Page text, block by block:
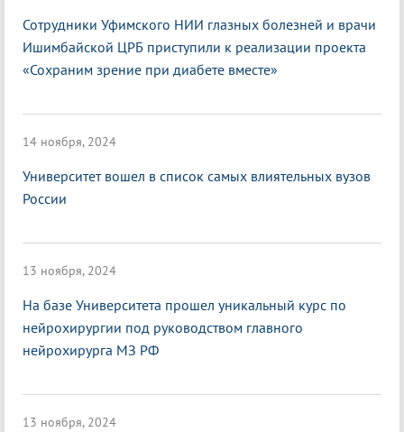
Сотрудники Уфимского НИИ глазных болезней и врачи
Ишимбайской ЦРБ приступили к реализации проекта
«Сохраним зрение при диабете вместе»
14 ноября, 2024
Университет вошел в список самых влиятельных вузов
России
13 ноября, 2024
На базе Университета прошел уникальный курс по
нейрохирургии под руководством главного
нейрохирурга МЗ РФ
13 ноября, 2024